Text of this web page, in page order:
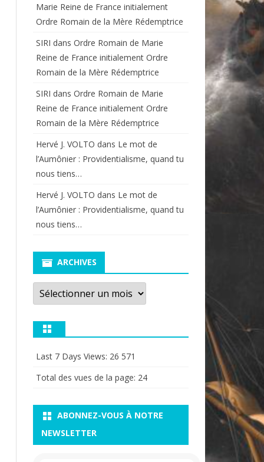
Marie Reine de France initialement
Ordre Romain de la Mère Rédemptrice
SIRI dans Ordre Romain de Marie
Reine de France initialement Ordre
Romain de la Mère Rédemptrice
SIRI dans Ordre Romain de Marie
Reine de France initialement Ordre
Romain de la Mère Rédemptrice
Hervé J. VOLTO dans Le mot de
l’Aumônier : Providentialisme, quand tu
nous tiens…
Hervé J. VOLTO dans Le mot de
l’Aumônier : Providentialisme, quand tu
nous tiens…
ARCHIVES
Archives
Last 7 Days Views: 26 571
Total des vues de la page: 24
ABONNEZ-VOUS À NOTRE
NEWSLETTER